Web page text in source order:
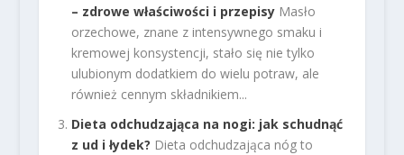
– zdrowe właściwości i przepisy Masło
orzechowe, znane z intensywnego smaku i
kremowej konsystencji, stało się nie tylko
ulubionym dodatkiem do wielu potraw, ale
również cennym składnikiem...
Dieta odchudzająca na nogi: jak schudnąć
z ud i łydek? Dieta odchudzająca nóg to